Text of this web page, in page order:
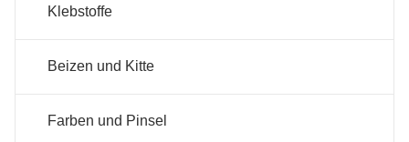
Klebstoffe
Beizen und Kitte
Farben und Pinsel